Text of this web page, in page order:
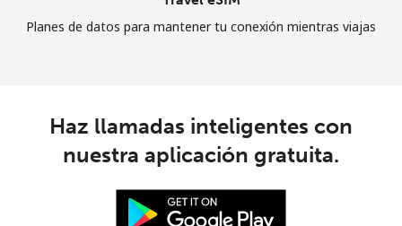
Planes de datos para mantener tu conexión mientras viajas
Haz llamadas inteligentes con
nuestra aplicación gratuita.